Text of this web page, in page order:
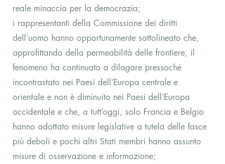
reale minaccia per la democrazia;
i rappresentanti della Commissione dei diritti
dell’uomo hanno opportunamente sottolineato che,
approfittando della permeabilità delle frontiere, il
fenomeno ha continuato a dilagare pressoché
incontrastato nei Paesi dell’Europa centrale e
orientale e non è diminuito nei Paesi dell’Europa
occidentale e che, a tutt’oggi, solo Francia e Belgio
hanno adottato misure legislative a tutela delle fasce
più deboli e pochi altri Stati membri hanno assunto
misure di osservazione e informazione;